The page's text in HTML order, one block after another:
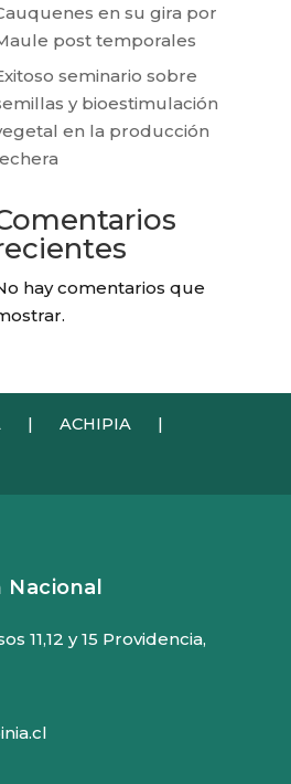
en su gira por
post temporales
seminario sobre
y bioestimulación
en la producción
hay comentarios que
| ACHIPIA
|
11,12 y 15 Providencia,